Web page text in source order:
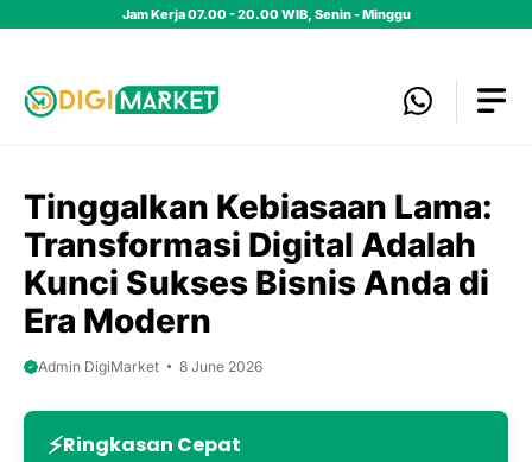
Jam Kerja 07.00 - 20.00 WIB, Senin - Minggu
Tinggalkan Kebiasaan Lama:
Transformasi Digital Adalah
Kunci Sukses Bisnis Anda di
Era Modern
Admin DigiMarket 8 June 2026
Ringkasan Cepat